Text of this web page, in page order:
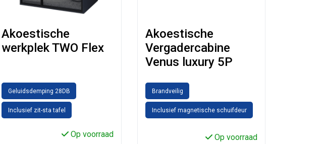
Akoestische
werkplek TWO Flex
Geluidsdemping 28DB
Inclusief zit-sta tafel
Op voorraad
Akoestische
Vergadercabine
Venus luxury 5P
Brandveilig
Inclusief magnetische schuifdeur
Op voorraad